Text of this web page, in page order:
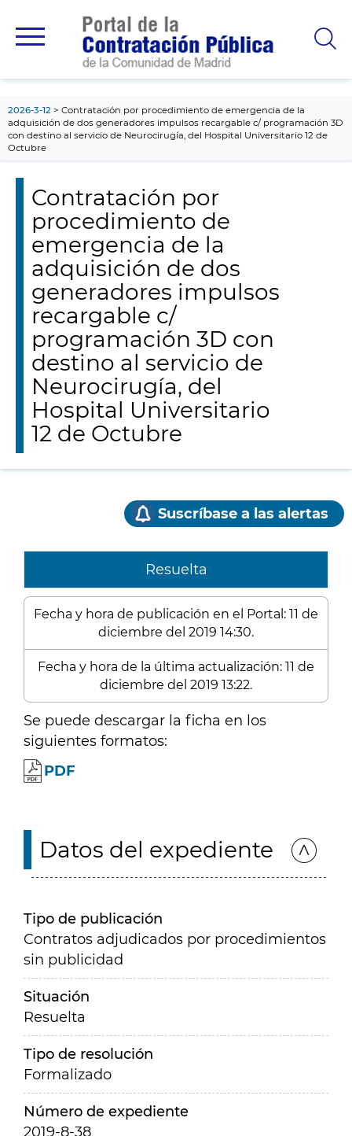
principal
2026-3-12
Contratación por procedimiento de emergencia de la
adquisición de dos generadores impulsos recargable c/ programación 3D
con destino al servicio de Neurocirugía, del Hospital Universitario 12 de
Octubre
Contratación por
procedimiento de
emergencia de la
adquisición de dos
generadores impulsos
recargable c/
programación 3D con
destino al servicio de
Neurocirugía, del
Hospital Universitario
12 de Octubre
Suscríbase a las alertas
Resuelta
Fecha y hora de publicación en el Portal: 11 de
diciembre del 2019 14:30.
Fecha y hora de la última actualización: 11 de
diciembre del 2019 13:22.
Se puede descargar la ficha en los
siguientes formatos:
PDF
Datos del expediente
Tipo de publicación
Contratos adjudicados por procedimientos
sin publicidad
Situación
Resuelta
Tipo de resolución
Formalizado
Número de expediente
2019-8-38